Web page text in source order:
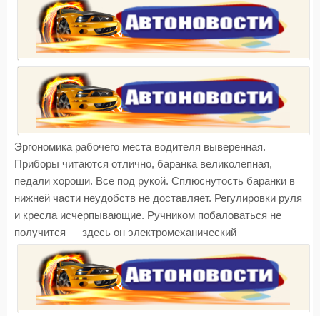
Эргономика рабочего места водителя выверенная.
Приборы читаются отлично, баранка великолепная,
педали хороши. Все под рукой. Сплюснутость баранки в
нижней части неудобств не доставляет. Регулировки руля
и кресла исчерпывающие. Ручником побаловаться не
получится — здесь он электромеханический